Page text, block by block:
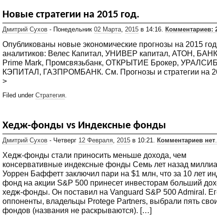
Новые стратегии на 2015 год.
Дмитрий Сухов - Понедельник 02 Марта 2015 в 14:16. Комментариев:
Опубликованы новые экономические прогнозы на 2015
аналитиков: Велес Капитал, УНИВЕР капитал, АТОН,
Prime Mark, Промсвязьбанк, ОТКРЫТИЕ Брокер,
КЭПИТАЛ, ГАЗПРОМБАНК. См. Прогнозы и стратегии на
>
Filed under Стратегия.
Хедж-фонды vs Индексные фонды
Дмитрий Сухов - Четверг 12 Февраля 2015 в 10:21. Комментариев нет
Хедж-фонды стали приносить меньше дохода, чем
консервативные индексные фонды Семь лет назад
Уоррен Баффетт заключил пари на $1 млн, что за 10 лет
фонд на акции S&P 500 принесет инвесторам больший
хедж-фонды. Он поставил на Vanguard S&P 500 Admiral.
оппоненты, владельцы Protege Partners, выбрали пять
фондов (названия не раскрываются). […]